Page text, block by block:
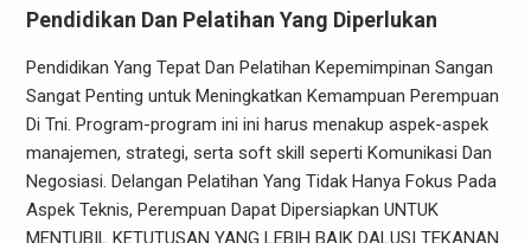
Pendidikan Dan Pelatihan Yang Diperlukan
Pendidikan Yang Tepat Dan Pelatihan Kepemimpinan Sangan
Sangat Penting untuk Meningkatkan Kemampuan Perempuan
Di Tni. Program-program ini ini harus menakup aspek-aspek
manajemen, strategi, serta soft skill seperti Komunikasi Dan
Negosiasi. Delangan Pelatihan Yang Tidak Hanya Fokus Pada
Aspek Teknis, Perempuan Dapat Dipersiapkan UNTUK
MENTUBIL KETUTUSAN YANG LEBIH BAIK DALUSI TEKANAN